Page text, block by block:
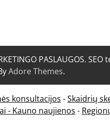
PASLAUGOS.
Adore Themes.
konsultacijos -Skaidrių
- Kauno naujienos -